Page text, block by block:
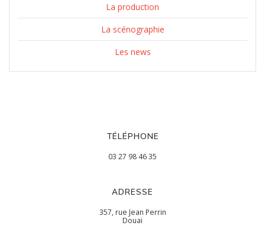
La production
La scénographie
Les news
TÉLÉPHONE
03 27 98 46 35
ADRESSE
357, rue Jean Perrin
Douai